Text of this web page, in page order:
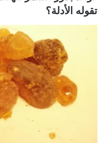
تقوله الأدلة؟